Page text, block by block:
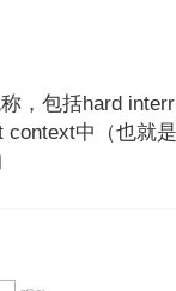
，包括hard
中（也就